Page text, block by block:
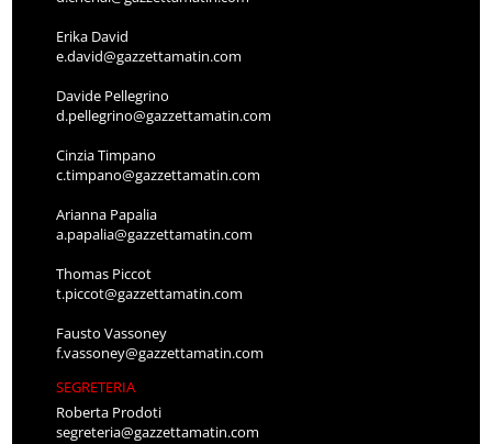
Erika David
e.david@gazzettamatin.com
Davide Pellegrino
d.pellegrino@gazzettamatin.com
Cinzia Timpano
c.timpano@gazzettamatin.com
Arianna Papalia
a.papalia@gazzettamatin.com
Thomas Piccot
t.piccot@gazzettamatin.com
Fausto Vassoney
f.vassoney@gazzettamatin.com
SEGRETERIA
Roberta Prodoti
segreteria@gazzettamatin.com